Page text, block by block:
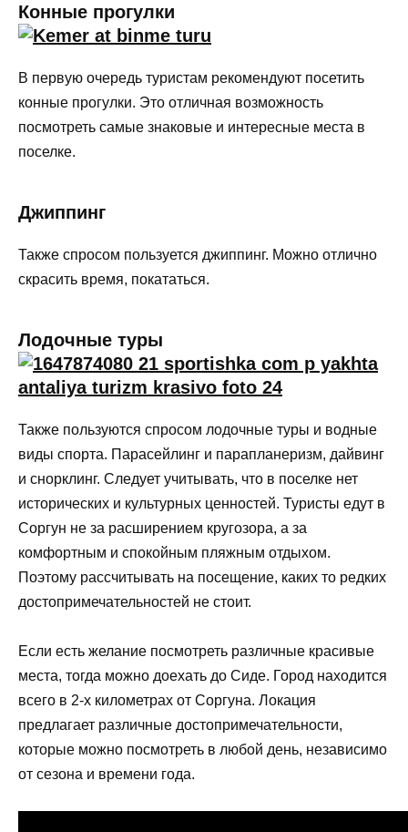
Конные прогулки
В первую очередь туристам рекомендуют посетить
конные прогулки. Это отличная возможность
посмотреть самые знаковые и интересные места в
поселке.
Джиппинг
Также спросом пользуется джиппинг. Можно отлично
скрасить время, покататься.
Лодочные туры
Также пользуются спросом лодочные туры и водные
виды спорта. Парасейлинг и парапланеризм, дайвинг
и снорклинг. Следует учитывать, что в поселке нет
исторических и культурных ценностей. Туристы едут в
Соргун не за расширением кругозора, а за
комфортным и спокойным пляжным отдыхом.
Поэтому рассчитывать на посещение, каких то редких
достопримечательностей не стоит.
Если есть желание посмотреть различные красивые
места, тогда можно доехать до Сиде. Город находится
всего в 2-х километрах от Соргуна. Локация
предлагает различные достопримечательности,
которые можно посмотреть в любой день, независимо
от сезона и времени года.